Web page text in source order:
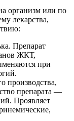
организм или по
лекарства,
Препарат
ЖКТ,
при
производства,
препарата —
Проявляет